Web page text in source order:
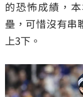
的恐怖成績，
壘，可惜沒有串
上3下。